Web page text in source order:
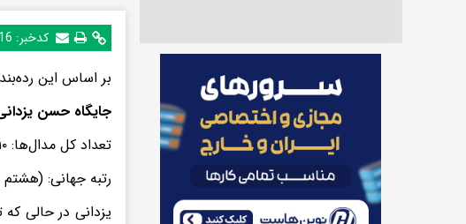
کدخبر:
بر اساس این
جایگاه حسن
تعداد کل مدال‌ها: ۱۰ مدال (شامل ۱ طلا، ۲ نقره المپیک و ۳ طلا، ۳ نقره، ۱ برنز جهانی)
رتبه جهانی: (هشتم